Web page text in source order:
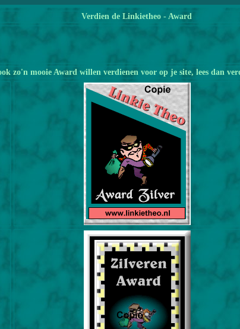
Verdien de Linkietheo - Award
zo'n mooie Award willen verdienen voor op je site, lees dan